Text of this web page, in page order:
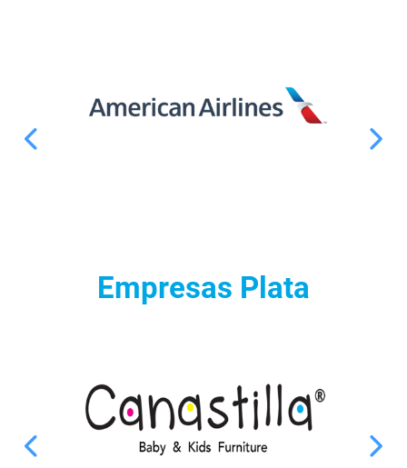
Empresas Plata